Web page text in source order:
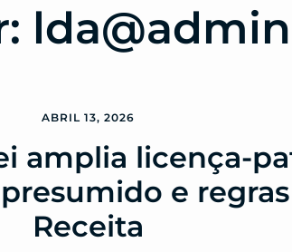
lda@admin
ABRIL 13, 2026
amplia licença-
e
Receita